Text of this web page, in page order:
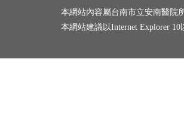
本網站內容屬台南市立安南醫院
本網站建議以Internet Explorer 10